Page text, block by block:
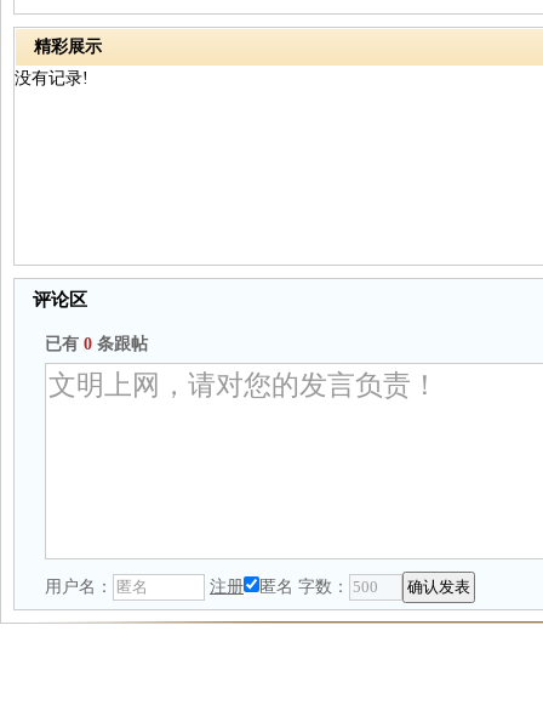
精彩展示
没有记录!
评论区
已有 0 条跟帖
用户名： 注册 匿名 字数：